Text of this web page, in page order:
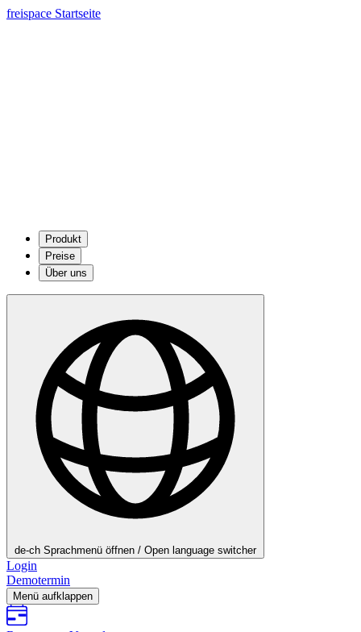
freispace Startseite
Produkt
Preise
Über uns
de-ch Sprachmenü öffnen / Open language switcher
Login
Demotermin
Menü aufklappen